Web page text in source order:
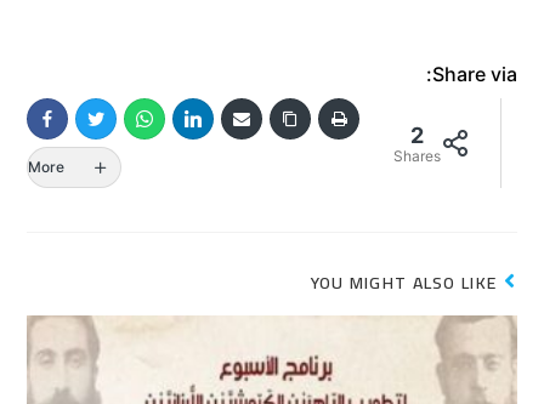
Share via:
2
Shares
More
YOU MIGHT ALSO LIKE